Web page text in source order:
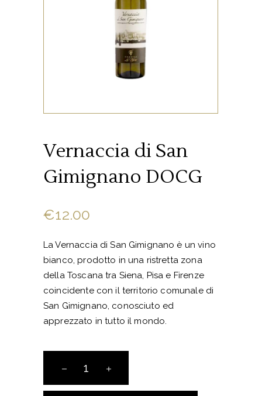
Vernaccia di San
Gimignano DOCG
€12.00
La Vernaccia di San Gimignano è un vino
bianco, prodotto in una ristretta zona
della Toscana tra Siena, Pisa e Firenze
coincidente con il territorio comunale di
San Gimignano, conosciuto ed
apprezzato in tutto il mondo.
San